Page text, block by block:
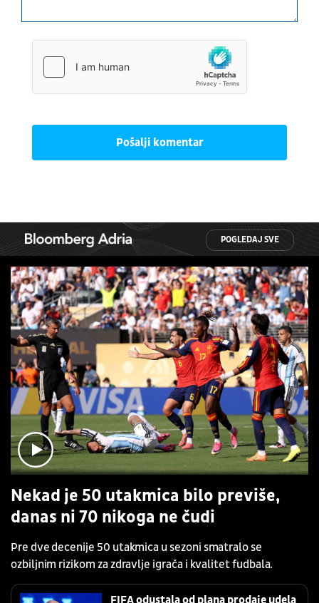
Pošalji komentar
POGLEDAJ SVE
Nekad je 50 utakmica bilo previše,
danas ni 70 nikoga ne čudi
Pre dve decenije 50 utakmica u sezoni smatralo se
ozbiljnim rizikom za zdravlje igrača i kvalitet fudbala.